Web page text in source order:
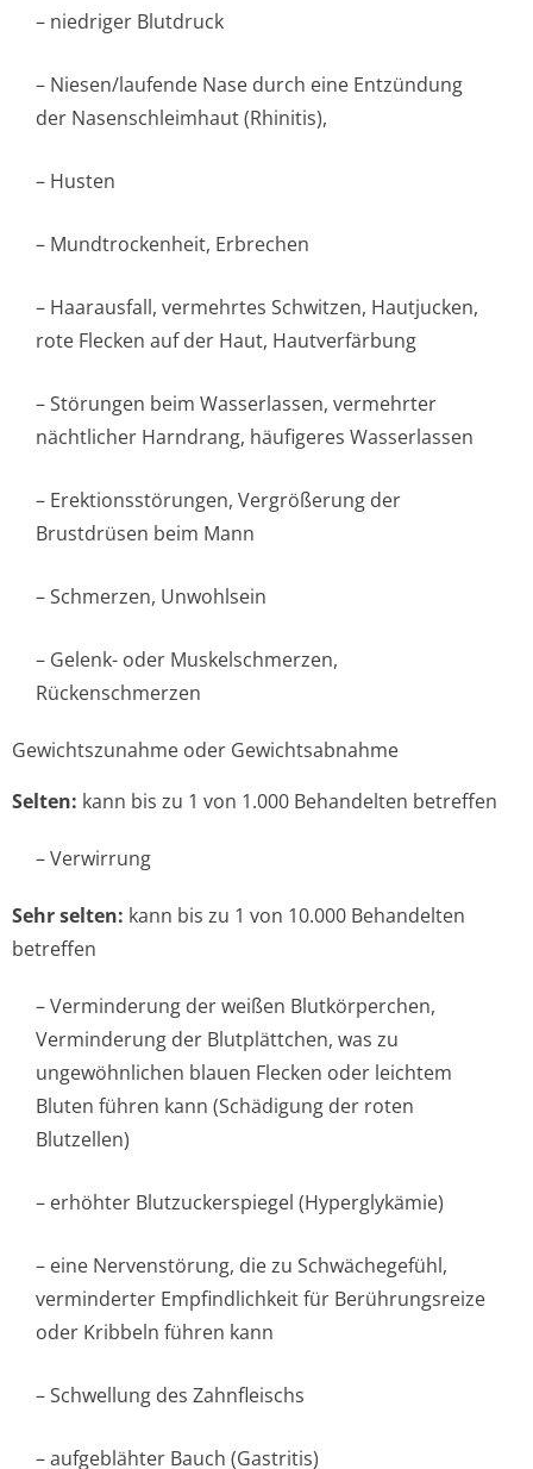
– niedriger Blutdruck
– Niesen/laufende Nase durch eine Entzündung
der Nasenschleimhaut (Rhinitis),
– Husten
– Mundtrockenheit, Erbrechen
– Haarausfall, vermehrtes Schwitzen, Hautjucken,
rote Flecken auf der Haut, Hautverfärbung
– Störungen beim Wasserlassen, vermehrter
nächtlicher Harndrang, häufigeres Wasserlassen
– Erektionsstörungen, Vergrößerung der
Brustdrüsen beim Mann
– Schmerzen, Unwohlsein
– Gelenk- oder Muskelschmerzen,
Rückenschmerzen
Gewichtszunahme oder Gewichtsabnahme
Selten: kann bis zu 1 von 1.000 Behandelten betreffen
– Verwirrung
Sehr selten: kann bis zu 1 von 10.000 Behandelten
betreffen
– Verminderung der weißen Blutkörperchen,
Verminderung der Blutplättchen, was zu
ungewöhnlichen blauen Flecken oder leichtem
Bluten führen kann (Schädigung der roten
Blutzellen)
– erhöhter Blutzuckerspiegel (Hyperglykämie)
– eine Nervenstörung, die zu Schwächegefühl,
verminderter Empfindlichkeit für Berührungsreize
oder Kribbeln führen kann
– Schwellung des Zahnfleischs
– aufgeblähter Bauch (Gastritis)